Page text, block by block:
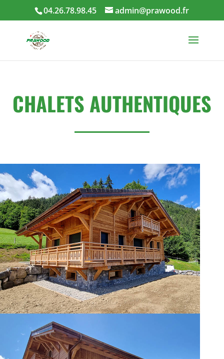
04.26.78.98.45 admin@prawood.fr
CHALETS AUTHENTIQUES